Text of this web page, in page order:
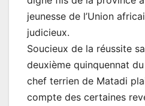
jeunesse de l’Union
judicieux.
Soucieux de la réussite
deuxième quinquennat
chef terrien de Matadi
compte des certaines